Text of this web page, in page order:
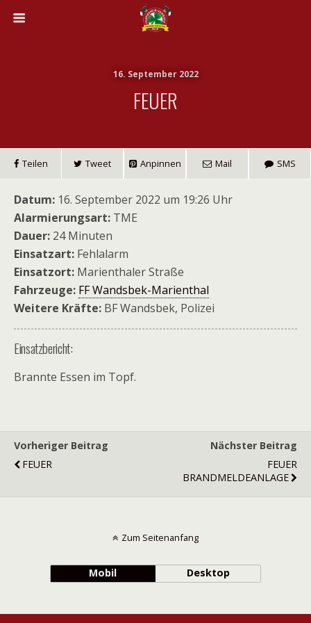
16. September 2022
FEUER
Teilen Tweet Anpinnen Mail SMS
Datum: 16. September 2022 um 19:26 Uhr
Alarmierungsart: TME
Dauer: 24 Minuten
Einsatzart: Fehlalarm
Einsatzort: Marienthaler Straße
Fahrzeuge: FF Wandsbek-Marienthal
Weitere Kräfte: BF Wandsbek, Polizei
Einsatzbericht:
Brannte Essen im Topf.
Vorheriger Beitrag
FEUER
Nächster Beitrag
FEUER
BRANDMELDEANLAGE
Zum Seitenanfang
Mobil Desktop